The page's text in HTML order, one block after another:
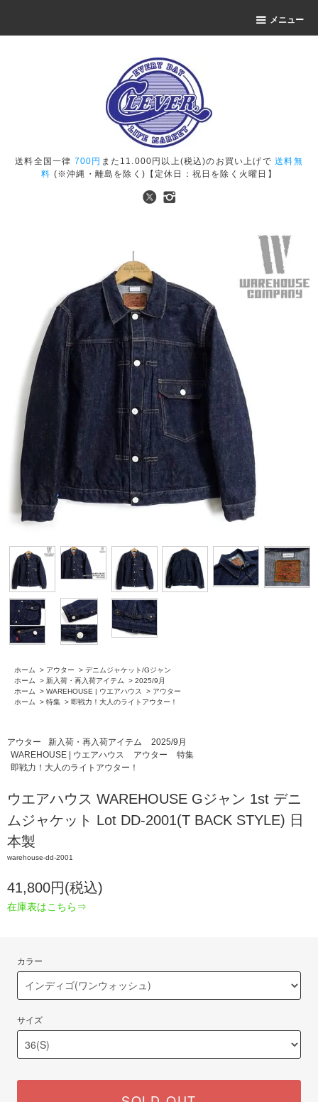
メニュー
送料全国一律 700円 また11.000円以上(税込)のお買い上げで送料無
料 (※沖縄・離島を除く)【定休日：祝日を除く火曜日】
ホーム > アウター > デニムジャケット/Gジャン
ホーム
> 新入荷・再入荷アイテム > 2025/9月
ホーム
> WAREHOUSE | ウエアハウス > アウター
ホーム
> 特集 > 即戦力！大人のライトアウター！
アウター 新入荷・再入荷アイテム
2025/9月
WAREHOUSE | ウエアハウス
アウター
特集
即戦力！大人のライトアウター！
ウエアハウス WAREHOUSE Gジャン 1st デニ
ムジャケット Lot DD-2001(T BACK STYLE) 日
本製
warehouse-dd-2001
41,800円(税込)
在庫表はこちら⇒
カラー
サイズ